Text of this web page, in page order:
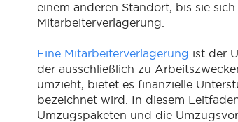
einem anderen Standort, bis sie
Mitarbeiterverlagerung.
Eine Mitarbeiterverlagerung ist der
der ausschließlich zu
umzieht, bietet es finanzielle
bezeichnet wird. In diesem
Umzugspaketen und die